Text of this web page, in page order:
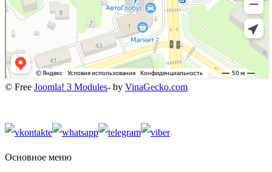
© Free Joomla! 3 Modules- by VinaGecko.com
Основное меню